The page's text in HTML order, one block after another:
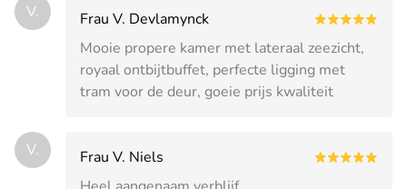
V.
Frau V. Devlamynck
Mooie propere kamer met lateraal zeezicht,
royaal ontbijtbuffet, perfecte ligging met
tram voor de deur, goeie prijs kwaliteit
V.
Frau V. Niels